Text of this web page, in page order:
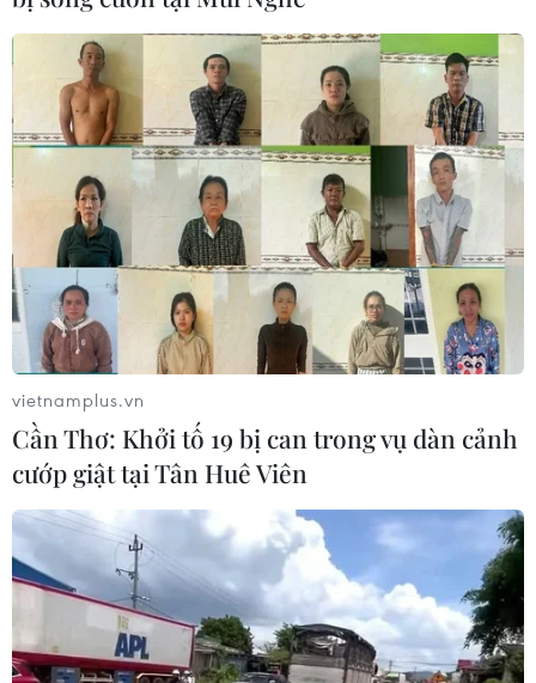
vietnamplus.vn
Cần Thơ: Khởi tố 19 bị can trong vụ dàn cảnh
cướp giật tại Tân Huê Viên